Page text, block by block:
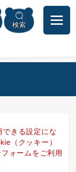
へ
検索
きる設定にな
（クッキー）
ォームをご利用